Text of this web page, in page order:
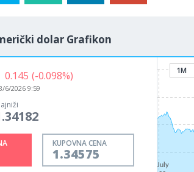
dolar Grafikon
0.145 (-0.098%)
6/2026 9:59
KUPOVNA CENA
1.34575
1M
21 July